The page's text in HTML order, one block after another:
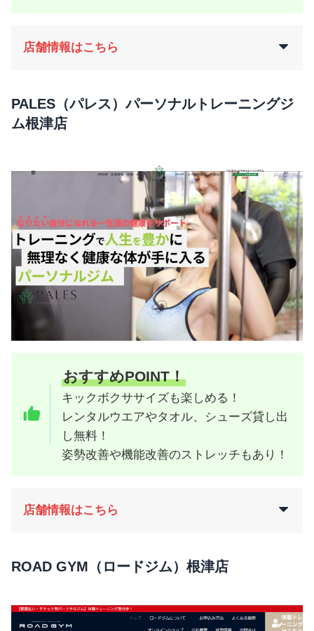
店舗情報はこちら
PALES（パレス）パーソナルトレーニングジ
ム根津店
おすすめPOINT！
キックボクササイズも楽しめる！
レンタルウエアやタオル、シューズ貸し出
し無料！
姿勢改善や機能改善のストレッチもあり！
店舗情報はこちら
ROAD GYM（ロードジム）根津店